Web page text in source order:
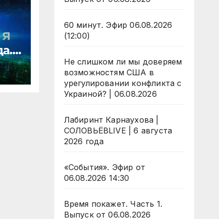
60 минут. Эфир 06.08.2026
(12:00)
Не слишком ли мы доверяем
возможностям США в
урегулировании конфликта с
Украиной? | 06.08.2026
Лабиринт Карнаухова |
СОЛОВЬЁВLIVE | 6 августа
2026 года
«События». Эфир от
06.08.2026 14:30
Время покажет. Часть 1.
Выпуск от 06.08.2026